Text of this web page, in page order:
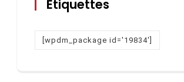
Étiquettes
[wpdm_package id='19834']